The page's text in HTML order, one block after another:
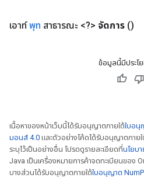
เอาท์พุท สาธารณะ <?> จัดการ ()
ข้อมูลนี้มีประโ
เนื้อหาของหน้าเว็บนี้ได้รับอนุญาตภายใต้ใบอนุ
มอนส์ 4.0 และตัวอย่างโค้ดได้รับอนุญาตภายใ
ระบุไว้เป็นอย่างอื่น โปรดดูรายละเอียดที่นโยบ
Java เป็นเครื่องหมายการค้าจดทะเบียนของ
บางส่วนได้รับอนุญาตภายใต้ใบอนุญาต